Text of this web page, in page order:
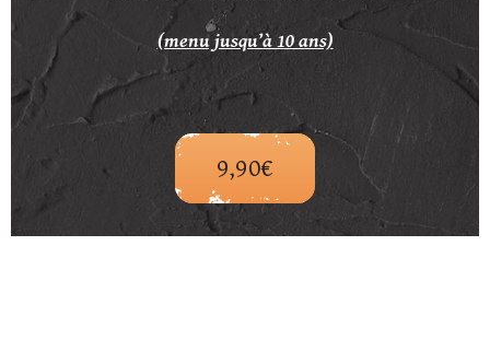
(menu jusqu’à 10 ans)
9,90€